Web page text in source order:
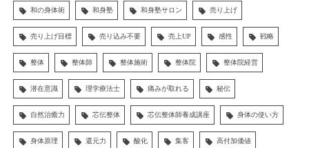
和の身体術 和身塾 和身塾サロン 売り上げ
売り上げ目標 売り込み不要 売上UP 感性 戦略
整体 整体師 整体施術 整体院 整体院経営
潜在意識 理学療法士 痛みが取れる 秘伝
自然治癒力 芯伝整体 芯伝整体師養成講座 身体の使い方
身体原理 還元力 酸化 集客 高付加価値